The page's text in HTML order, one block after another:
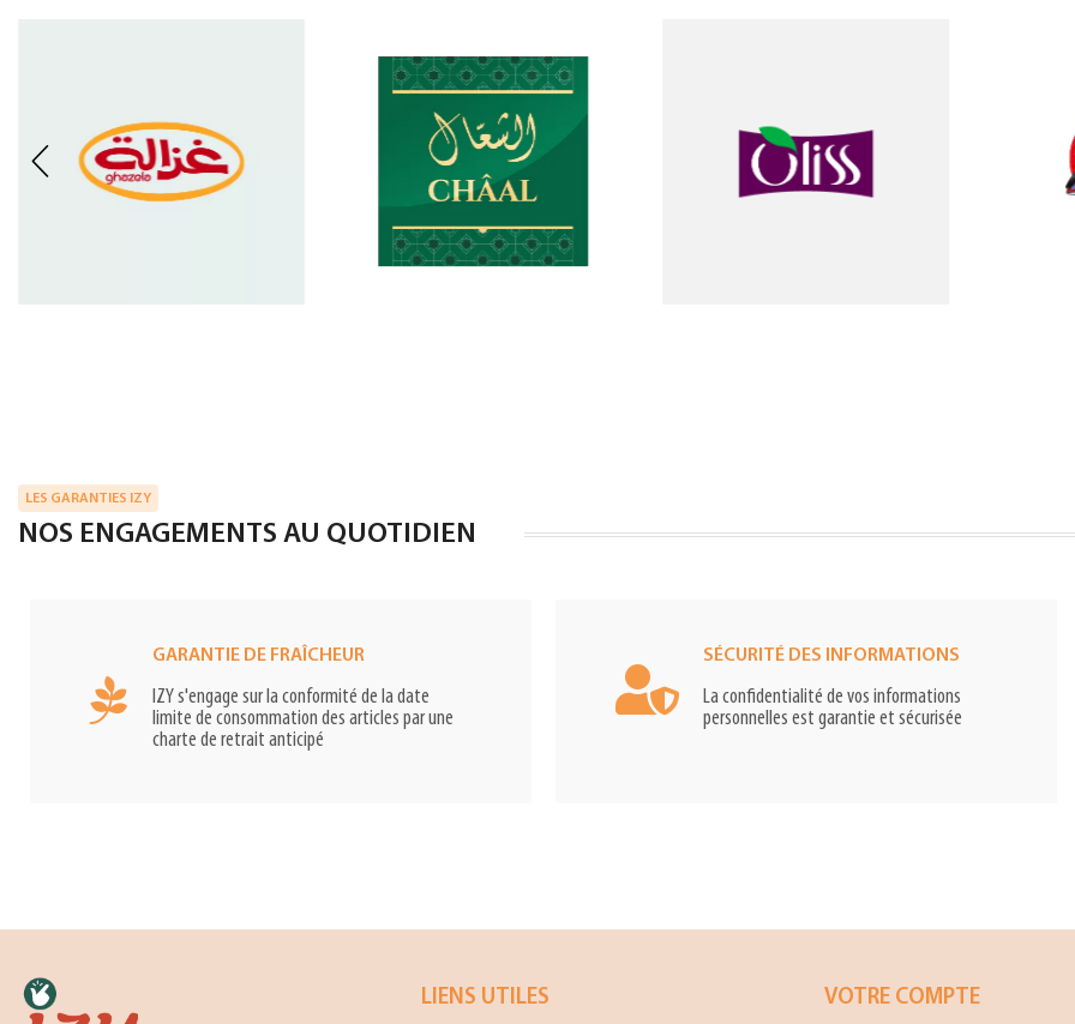
LES GARANTIES IZY
NOS ENGAGEMENTS AU QUOTIDIEN
GARANTIE DE FRAÎCHEUR
IZY s'engage sur la conformité de la date
limite de consommation des articles par une
charte de retrait anticipé
SÉCURITÉ DES INFORMATIONS
La confidentialité de vos informations
personnelles est garantie et sécurisée
LIENS UTILES VOTRE COMPTE